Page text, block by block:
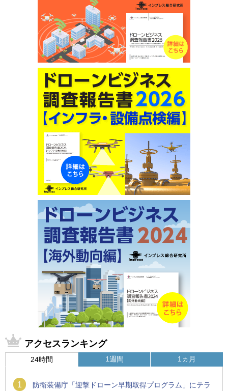
アクセスランキング
24時間
1
防衛装備庁「迎撃ドローン早期取得プログラム」にテラ
1週間 1ヵ月